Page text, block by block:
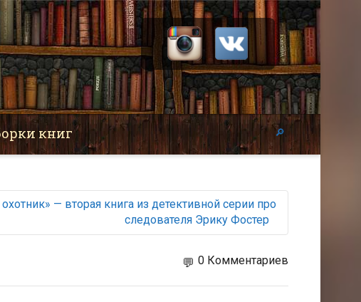
книг
— вторая книга из детективной серии про
следователя Эрику Фостер
0 Комментариев